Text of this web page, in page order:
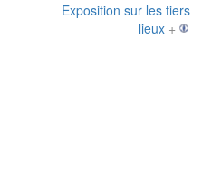
Exposition sur les tiers
lieux +